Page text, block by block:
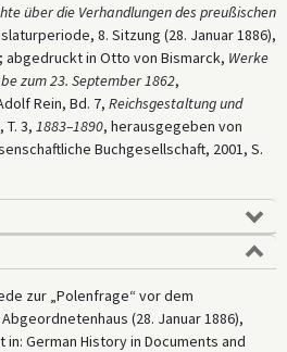
über die Verhandlungen des preußischen
8. Sitzung (28. Januar 1886),
abgedruckt in Otto von Bismarck, Werke
zum 23. September 1862,
Rein, Bd. 7, Reichsgestaltung und
, T. 3, 1883–1890, herausgegeben von
Buchgesellschaft, 2001, S.
zur „Polenfrage“ vor dem
(28. Januar 1886),
German History in Documents and